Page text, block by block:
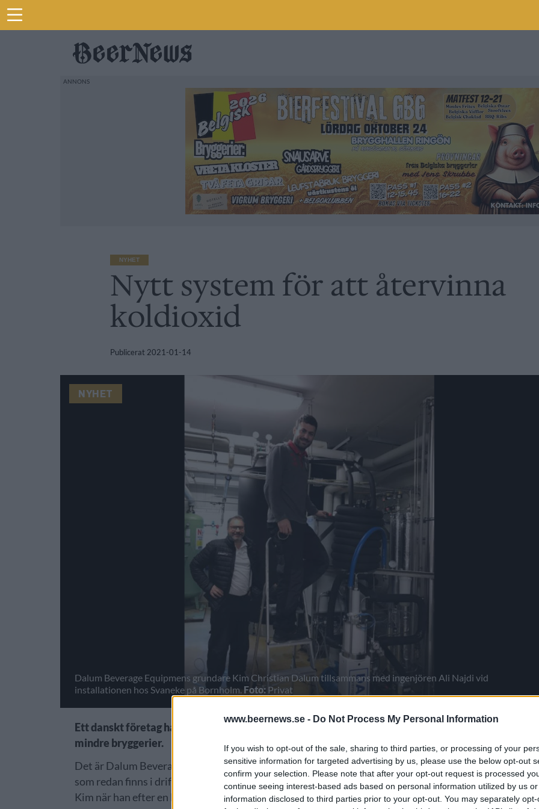
www.beernews.se - Do Not Process My Personal Information
If you wish to opt-out of the sale, sharing to third parties, or processing of your
sensitive information for targeted advertising by us, please use the below opt-out
confirm your selection. Please note that after your opt-out request is processed
continue seeing interest-based ads based on personal information utilized by us
information disclosed to third parties prior to your opt-out. You may separately
NYHET
Nytt system för att återvinna
koldioxid
Publicerat 2021-01-14
NYHET
Dalum Beverage Equipmens grundare Kim Christian Dalum tillsammans med ingenjören Ali Najdi vid
installationen hos Svaneke på Bornholm. Foto: Privat
Ett danskt företag har tagit fram ett nytt system för återvinning av koldioxid som även passar
mindre bryggerier.
Det är Dalum Beverage Equipment och grundaren Kim Christian Dalum som står bakom lösningen
som redan finns i drift på de danska bryggerierna Ørbæk Brewer och Svaneke Brewhouse. Idén fick
Kim när han efter en lång karriär på flera globala företag bestämde sig för att bli sin egen.